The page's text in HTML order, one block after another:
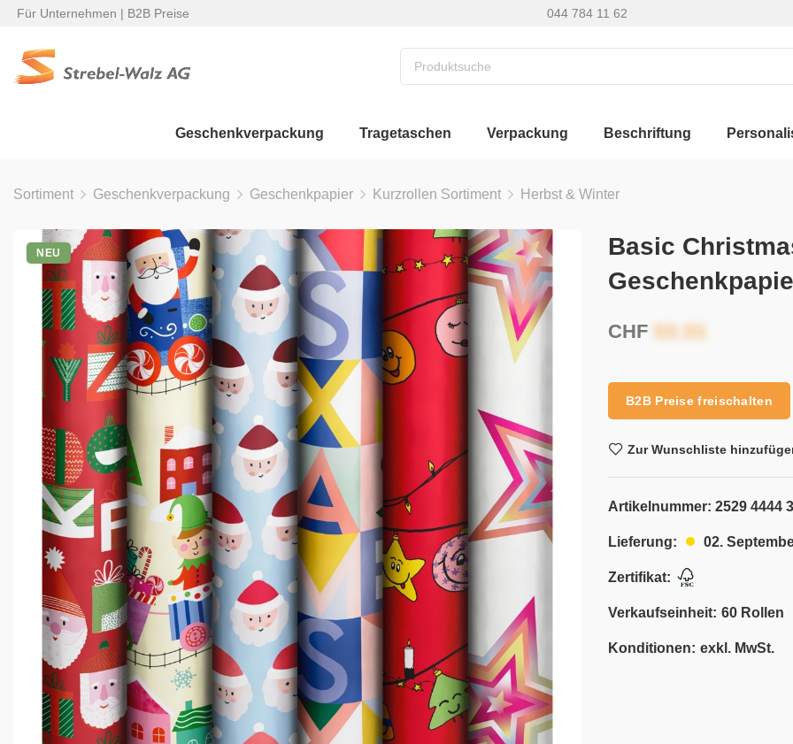
Für Unternehmen | B2B Preise 044 784 11 62
Geschenkverpackung Tragetaschen Verpackung Beschriftung
Sortiment Geschenkverpackung Geschenkpapier Kurzrollen Sortiment Herbst & Winter
NEU
Basic
CHF
B2B Preise freischalten
Zur Wunschliste
Artikelnummer: 2529 4444
Lieferung: 02.
Zertifikat:
Verkaufseinheit: 60 Rollen
Konditionen: exkl. MwSt.